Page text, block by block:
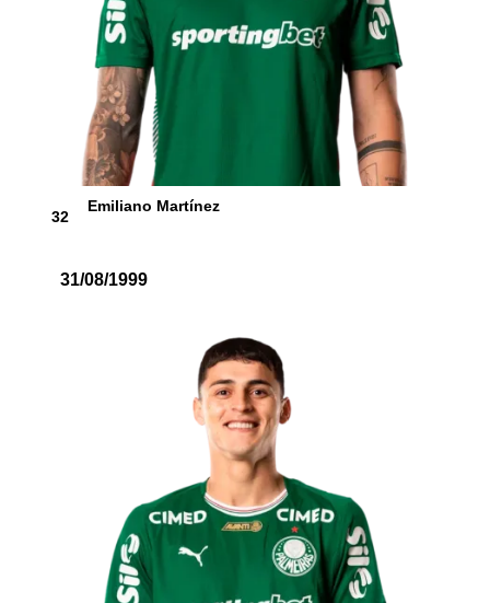
32
Emiliano Martínez
31/08/1999